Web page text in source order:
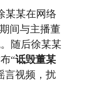
某在网络
间与主播董
随后徐某某
“诋毁董某
言视频，扰